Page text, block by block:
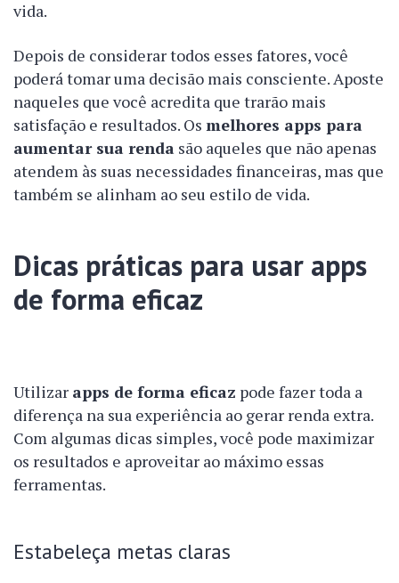
vida.
Depois de considerar todos esses fatores, você
poderá tomar uma decisão mais consciente. Aposte
naqueles que você acredita que trarão mais
satisfação e resultados. Os melhores apps para
aumentar sua renda são aqueles que não apenas
atendem às suas necessidades financeiras, mas que
também se alinham ao seu estilo de vida.
Dicas práticas para usar apps
de forma eficaz
Utilizar apps de forma eficaz pode fazer toda a
diferença na sua experiência ao gerar renda extra.
Com algumas dicas simples, você pode maximizar
os resultados e aproveitar ao máximo essas
ferramentas.
Estabeleça metas claras